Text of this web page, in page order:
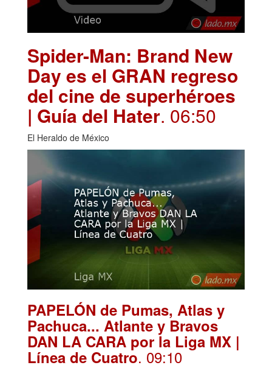
Spider-Man: Brand New
Day es el GRAN regreso
del cine de superhéroes
| Guía del Hater. 06:50
El Heraldo de México
PAPELÓN de Pumas, Atlas y
Pachuca... Atlante y Bravos
DAN LA CARA por la Liga MX |
Línea de Cuatro. 09:10